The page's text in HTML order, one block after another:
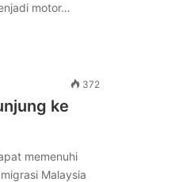
motor…
372
ke
memenuhi
Malaysia